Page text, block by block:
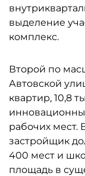
выделение
комплекс.
Второй по
Автовской
квартир, 10,8
рабочих мест.
застройщик
400 мест и
площадь в